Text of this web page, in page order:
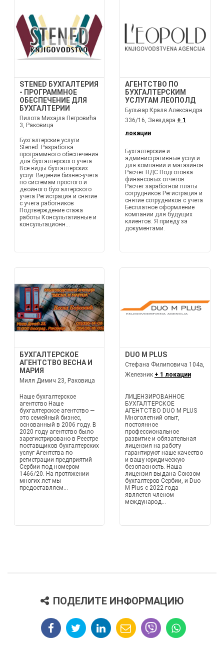
STENED БУХГАЛТЕРИЯ
- ПРОГРАММНОЕ
ОБЕСПЕЧЕНИЕ ДЛЯ
БУХГАЛТЕРИИ
Пилота Михајла Петровића
3, Раковица
Бухгалтерские услуги
Stened: Разработка
программного обеспечения
для бухгалтерского учета
Все виды бухгалтерских
услуг Ведение бизнес-учета
по системам простого и
двойного бухгалтерского
учета Регистрация и снятие
с учета работников
Подтверждение стажа
работы Консультативные и
консультационн...
АГЕНТСТВО ПО
БУХГАЛТЕРСКИМ
УСЛУГАМ ЛЕОПОЛД
Бульвар Краля Александра
336/16, Звездара + 1
локации
Бухгалтерские и
административные услуги
для компаний и магазинов
Расчет НДС Подготовка
финансовых отчетов
Расчет заработной платы
сотрудников Регистрация и
снятие сотрудников с учета
Бесплатное оформление
компании для будущих
клиентов. Я приеду за
документами.
БУХГАЛТЕРСКОЕ
АГЕНТСТВО ВЕСНА И
МАРИЯ
Миля Димич 23, Раковица
Наше бухгалтерское
агентство Наше
бухгалтерское агентство —
это семейный бизнес,
основанный в 2006 году. В
2020 году агентство было
зарегистрировано в Реестре
поставщиков бухгалтерских
услуг Агентства по
регистрации предприятий
Сербии под номером
1466/20. На протяжении
многих лет мы
предоставляем...
DUO M PLUS
Стефана Филиповича 104a,
Железник + 1 локации
ЛИЦЕНЗИРОВАННОЕ
БУХГАЛТЕРСКОЕ
АГЕНТСТВО DUO M PLUS
Многолетний опыт,
постоянное
профессиональное
развитие и обязательная
лицензия на работу
гарантируют наше качество
и вашу юридическую
безопасность. Наша
лицензия выдана Союзом
бухгалтеров Сербии, и Duo
M Plus с 2022 года
является членом
международ...
ПОДЕЛИТЕ ИНФОРМАЦИЮ